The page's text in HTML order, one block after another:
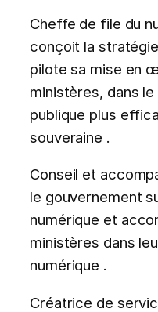
Cheffe de file du
conçoit la
pilote sa mise en
ministères, dans
publique plus
souveraine .
Conseil et
le gouvernement
numérique et
ministères dans
numérique .
Créatrice de